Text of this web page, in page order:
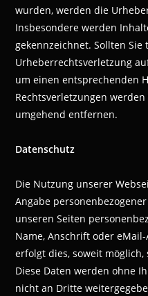
wurden, werden die
Insbesondere werden
gekennzeichnet. Sollten
Urheberrechtsverletzung
um einen entsprechenden
Rechtsverletzungen
umgehend entfernen.
Datenschutz
Die Nutzung unserer
Angabe
unseren Seiten
Name, Anschrift oder
erfolgt dies, soweit
Diese Daten werden ohne
nicht an Dritte